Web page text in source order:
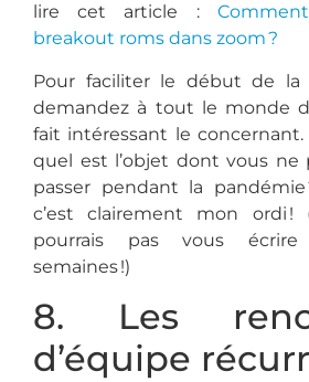
lire cet article :
breakout roms dans zoom ?
Pour faciliter le début de la
demandez à tout le monde
fait intéressant le concernant.
quel est l’objet dont vous ne
passer pendant la
c’est clairement mon ordi !
pourrais pas vous
semaines !)
8. Les
d’équipe